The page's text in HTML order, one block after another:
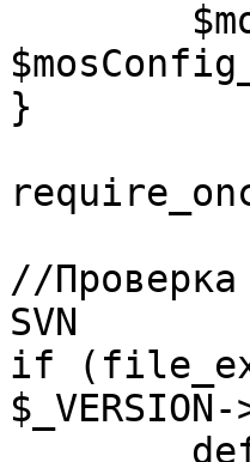
}
//
SVN
if